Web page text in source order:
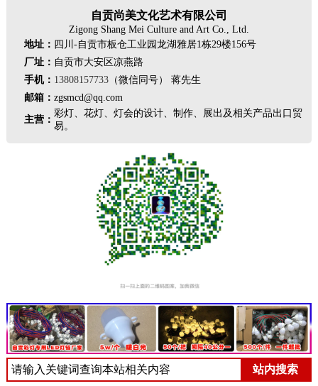
自贡尚美文化艺术有限公司
Zigong Shang Mei Culture and Art Co., Ltd.
地址： 四川-自贡市板仓工业园龙湖雅居1栋29楼156号
厂址： 自贡市大安区凉燕路
手机： 13808157733（微信同号） 蒋先生
邮箱： zgsmcd@qq.com
主营：
彩灯、花灯、灯会的设计、制作、展出及相关产品出口贸
易。